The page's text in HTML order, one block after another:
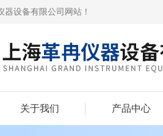
设备有限公司网站！
关于我们 产品中心